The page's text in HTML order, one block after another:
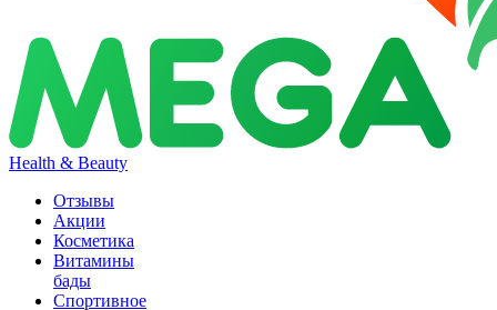
Health & Beauty
Отзывы
Акции
Косметика
Витамины
бады
Спортивное